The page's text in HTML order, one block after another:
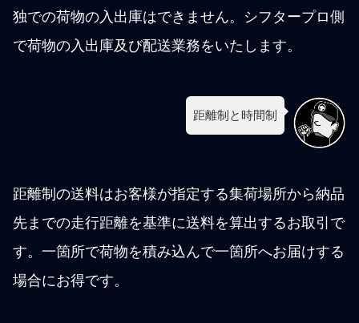
独での荷物の入出庫はできません。シフタープロ側
で荷物の入出庫及び配送業務をいたします。
距離制と時間制
距離制の送料はお客様が指定する集荷場所から納品
先までの走行距離を基準に送料を算出するお取引で
す。一箇所で荷物を積み込んで一箇所へお届けする
場合にお得です。